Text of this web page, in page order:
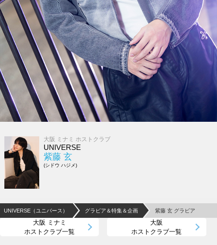
大阪 ミナミ ホストクラブ
UNIVERSE
紫藤 玄
(シドウ ハジメ)
UNIVERSE（ユニバース） グラビア＆特集＆企画 紫藤 玄 グラビア
大阪 ミナミ
ホストクラブ一覧
大阪
ホストクラブ一覧